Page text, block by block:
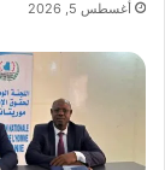
أغسطس 5, 2026